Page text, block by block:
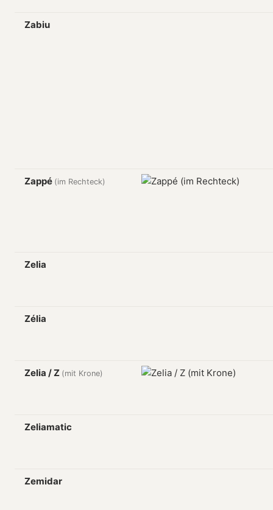
Zabiu
Zappé (im Rechteck)
Zelia
Zélia
Zelia / Z (mit Krone)
Zeliamatic
Zemidar